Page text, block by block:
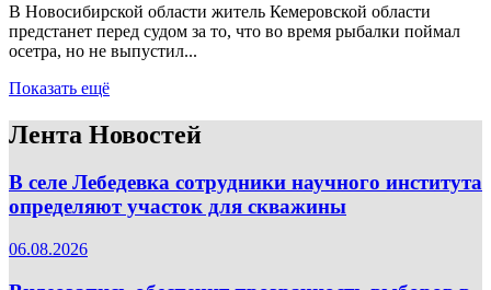
В Новосибирской области житель Кемеровской области
предстанет перед судом за то, что во время рыбалки поймал
осетра, но не выпустил...
Показать ещё
Лента Новостей
В селе Лебедевка сотрудники научного института
определяют участок для скважины
06.08.2026